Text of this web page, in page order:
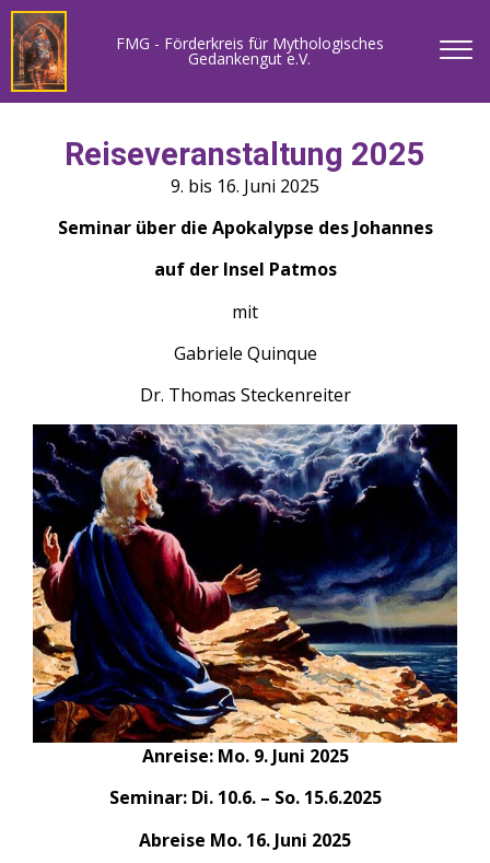
FMG - Förderkreis für Mythologisches
Gedankengut e.V.
Reiseveranstaltung 2025
9. bis 16. Juni 2025
Seminar über die Apokalypse des Johannes
auf der Insel Patmos
mit
Gabriele Quinque
Dr. Thomas Steckenreiter
Anreise: Mo. 9. Juni 2025
Seminar: Di. 10.6. – So. 15.6.2025
Abreise Mo. 16. Juni 2025